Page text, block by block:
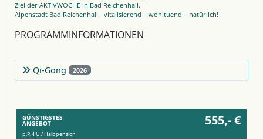
Ziel der AKTIVWOCHE in Bad Reichenhall.
Alpenstadt Bad Reichenhall - vitalisierend – wohltuend – natürlich!
PROGRAMMINFORMATIONEN
Qi-Gong 2026
GÜNSTIGSTES
ANGEBOT 555,- €
p.P. 4 Ü / Halbpension